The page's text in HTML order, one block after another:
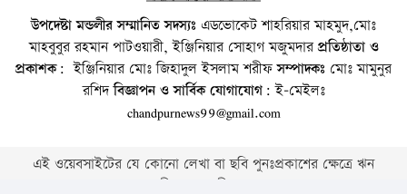
উপদেষ্টা মন্ডলীর সম্মানিত সদস্যঃ এডভোকেট শাহরিয়ার মাহমুদ,মোঃ
মাহবুবুর রহমান পাটওয়ারী, ইঞ্জিনিয়ার সোহাগ মজুমদারপ্রতিষ্ঠাতা ও
প্রকাশক: ইঞ্জিনিয়ার মোঃ জিহাদুল ইসলাম শরীফসম্পাদকঃ মোঃ মামুনুর
রশিদবিজ্ঞাপন ও সার্বিক যোগাযোগ: ই-মেইলঃ
chandpurnews99@gmail.com
এই ওয়েবসাইটের যে কোনো লেখা বা ছবি পুনঃপ্রকাশের ক্ষেত্রে ঋন
স্বীকার বাঞ্চনীয় ।